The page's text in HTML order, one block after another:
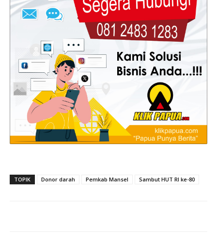
TOPIK Donor darah Pemkab Mansel Sambut HUT RI ke-80